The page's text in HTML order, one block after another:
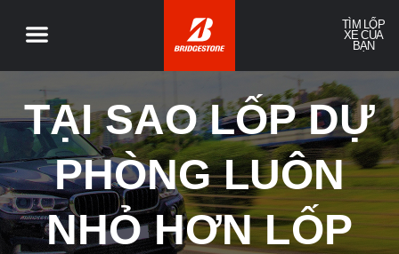
TÌM LỐP
XE CỦA
BẠN
TẠI SAO LỐP DỰ
PHÒNG LUÔN
NHỎ HƠN LỐP